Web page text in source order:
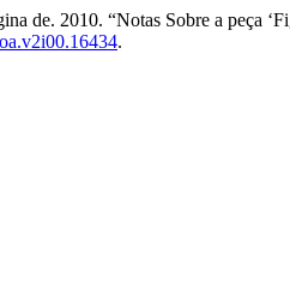
de. 2010. “Notas Sobre a peça
.